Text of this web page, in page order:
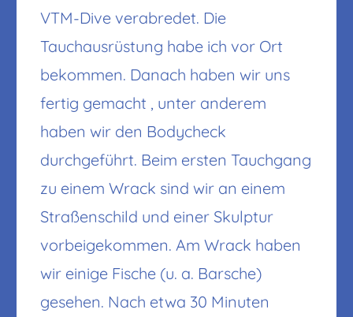
VTM-Dive verabredet. Die
Tauchausrüstung habe ich vor Ort
bekommen. Danach haben wir uns
fertig gemacht , unter anderem
haben wir den Bodycheck
durchgeführt. Beim ersten Tauchgang
zu einem Wrack sind wir an einem
Straßenschild und einer Skulptur
vorbeigekommen. Am Wrack haben
wir einige Fische (u. a. Barsche)
gesehen. Nach etwa 30 Minuten